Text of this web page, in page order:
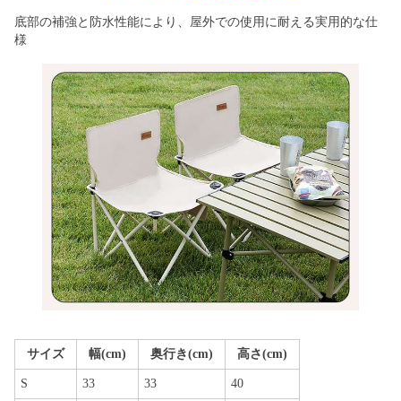
底部の補強と防水性能により、屋外での使用に耐える実用的な仕
様
サイズ 幅(cm) 奥行き(cm) 高さ(cm)
S 33 33 40